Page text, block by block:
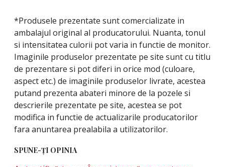
*Produsele prezentate sunt comercializate in
ambalajul original al producatorului. Nuanta, tonul
si intensitatea culorii pot varia in functie de monitor.
Imaginile produselor prezentate pe site sunt cu titlu
de prezentare si pot diferi in orice mod (culoare,
aspect etc.) de imaginile produselor livrate, acestea
putand prezenta abateri minore de la pozele si
descrierile prezentate pe site, acestea se pot
modifica in functie de actualizarile producatorilor
fara anuntarea prealabila a utilizatorilor.
SPUNE-ŢI OPINIA